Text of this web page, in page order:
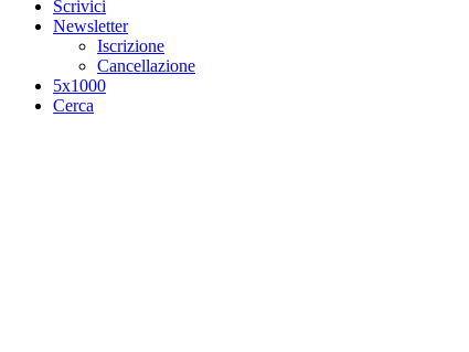
Scrivici
Newsletter
Iscrizione
Cancellazione
5x1000
Cerca